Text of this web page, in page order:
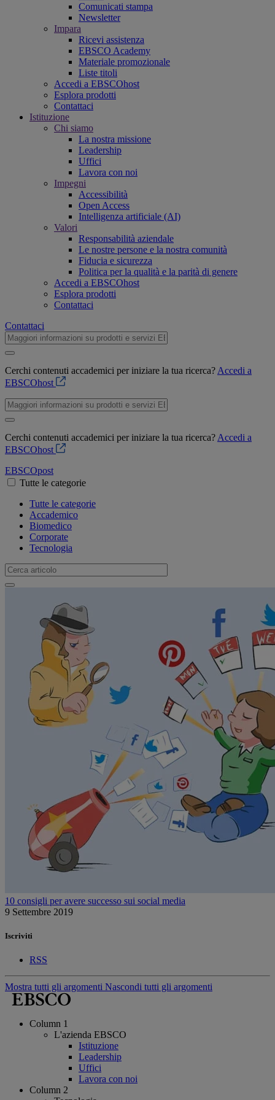
Comunicati stampa
Newsletter
Impara
Ricevi assistenza
EBSCO Academy
Materiale promozionale
Liste titoli
Accedi a EBSCOhost
Esplora prodotti
Contattaci
Istituzione
Chi siamo
La nostra missione
Leadership
Uffici
Lavora con noi
Impegni
Accessibilità
Open Access
Intelligenza artificiale (AI)
Valori
Responsabilità aziendale
Le nostre persone e la nostra comunità
Fiducia e sicurezza
Politica per la qualità e la parità di genere
Accedi a EBSCOhost
Esplora prodotti
Contattaci
Contattaci
Cerchi contenuti accademici per iniziare la tua ricerca? Accedi a
EBSCOhost
Cerchi contenuti accademici per iniziare la tua ricerca? Accedi a
EBSCOhost
EBSCOpost
Tutte le categorie
Tutte le categorie
Accademico
Biomedico
Corporate
Tecnologia
10 consigli per avere successo sui social media
9 Settembre 2019
Iscriviti
RSS
Mostra tutti gli argomenti Nascondi tutti gli argomenti
Column 1
L'azienda EBSCO
Istituzione
Leadership
Uffici
Lavora con noi
Column 2